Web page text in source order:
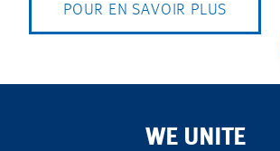
POUR EN SAVOIR PLUS
WE UNITE